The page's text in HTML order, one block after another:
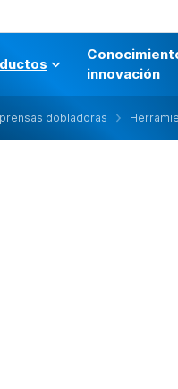
innovación
dobladoras